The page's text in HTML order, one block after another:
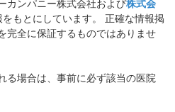
カンパニー株式会社および株式会
もとにしています。 正確な情報掲
完全に保証するものではありませ
る場合は、事前に必ず該当の医院